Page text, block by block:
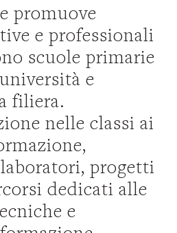
promuove
e professionali
scuole primarie
e
filiera.
nelle classi ai
progetti
dedicati alle
e